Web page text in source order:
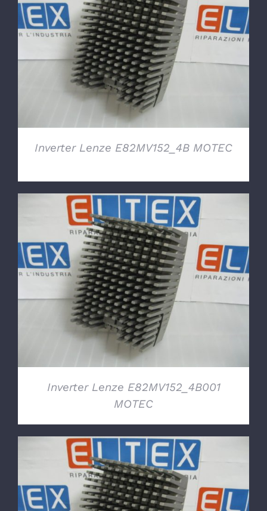
DETTAGLI
Inverter Lenze E82MV152_4B MOTEC
DETTAGLI
Inverter Lenze E82MV152_4B001
MOTEC